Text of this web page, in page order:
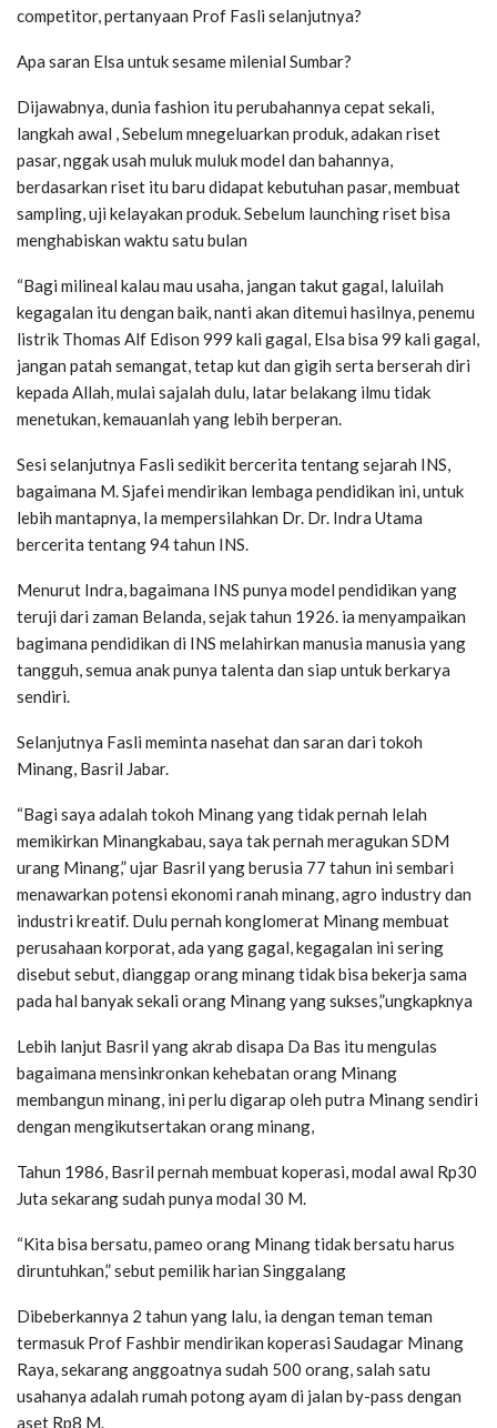
competitor, pertanyaan Prof Fasli selanjutnya?
Apa saran Elsa untuk sesame milenial Sumbar?
Dijawabnya, dunia fashion itu perubahannya cepat sekali,
langkah awal , Sebelum mnegeluarkan produk, adakan riset
pasar, nggak usah muluk muluk model dan bahannya,
berdasarkan riset itu baru didapat kebutuhan pasar, membuat
sampling, uji kelayakan produk. Sebelum launching riset bisa
menghabiskan waktu satu bulan
“Bagi milineal kalau mau usaha, jangan takut gagal, laluilah
kegagalan itu dengan baik, nanti akan ditemui hasilnya, penemu
listrik Thomas Alf Edison 999 kali gagal, Elsa bisa 99 kali gagal,
jangan patah semangat, tetap kut dan gigih serta berserah diri
kepada Allah, mulai sajalah dulu, latar belakang ilmu tidak
menetukan, kemauanlah yang lebih berperan.
Sesi selanjutnya Fasli sedikit bercerita tentang sejarah INS,
bagaimana M. Sjafei mendirikan lembaga pendidikan ini, untuk
lebih mantapnya, Ia mempersilahkan Dr. Dr. Indra Utama
bercerita tentang 94 tahun INS.
Menurut Indra, bagaimana INS punya model pendidikan yang
teruji dari zaman Belanda, sejak tahun 1926. ia menyampaikan
bagimana pendidikan di INS melahirkan manusia manusia yang
tangguh, semua anak punya talenta dan siap untuk berkarya
sendiri.
Selanjutnya Fasli meminta nasehat dan saran dari tokoh
Minang, Basril Jabar.
“Bagi saya adalah tokoh Minang yang tidak pernah lelah
memikirkan Minangkabau, saya tak pernah meragukan SDM
urang Minang,” ujar Basril yang berusia 77 tahun ini sembari
menawarkan potensi ekonomi ranah minang, agro industry dan
industri kreatif. Dulu pernah konglomerat Minang membuat
perusahaan korporat, ada yang gagal, kegagalan ini sering
disebut sebut, dianggap orang minang tidak bisa bekerja sama
pada hal banyak sekali orang Minang yang sukses,”ungkapknya
Lebih lanjut Basril yang akrab disapa Da Bas itu mengulas
bagaimana mensinkronkan kehebatan orang Minang
membangun minang, ini perlu digarap oleh putra Minang sendiri
dengan mengikutsertakan orang minang,
Tahun 1986, Basril pernah membuat koperasi, modal awal Rp30
Juta sekarang sudah punya modal 30 M.
“Kita bisa bersatu, pameo orang Minang tidak bersatu harus
diruntuhkan,” sebut pemilik harian Singgalang
Dibeberkannya 2 tahun yang lalu, ia dengan teman teman
termasuk Prof Fashbir mendirikan koperasi Saudagar Minang
Raya, sekarang anggoatnya sudah 500 orang, salah satu
usahanya adalah rumah potong ayam di jalan by-pass dengan
aset Rp8 M.